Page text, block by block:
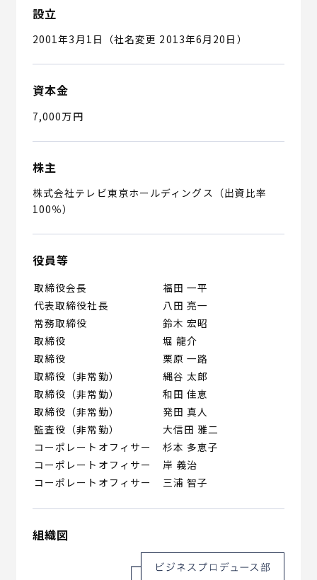
設立
2001年3月1日（社名変更 2013年6月20日）
資本金
7,000万円
株主
株式会社テレビ東京ホールディングス（出資比率
100％）
役員等
取締役会長
福田 一平
代表取締役社長
八田 亮一
常務取締役
鈴木 宏昭
取締役
堀 龍介
取締役
栗原 一路
取締役（非常勤）
縄谷 太郎
取締役（非常勤）
和田 佳恵
取締役（非常勤）
発田 真人
監査役（非常勤）
大信田 雅二
コーポレートオフィサー
杉本 多恵子
コーポレートオフィサー
岸 義治
コーポレートオフィサー
三浦 智子
組織図